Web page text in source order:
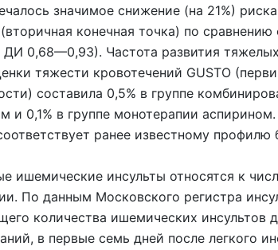
значимое снижение (на 21%)
(вторичная конечная точка) по
ДИ 0,68—0,93). Частота развития
тяжести кровотечений GUSTO
составила 0,5% в группе
и 0,1% в группе монотерапии
ранее известному профилю
ишемические инсульты относятся к
По данным Московского регистра
количества ишемических инсультов
в первые семь дней после легкого